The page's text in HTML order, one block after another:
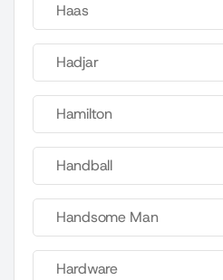
Haas
Hadjar
Hamilton
Handball
Handsome Man
Hardware